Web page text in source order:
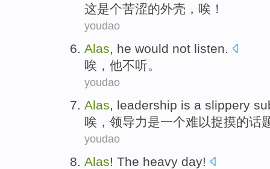
这是个苦涩的外壳 ， 唉 ！
youdao
Alas, he would not listen.
唉 ， 他不听。
youdao
Alas, leadership is a slippery
唉 ， 领导力是一个难以捉摸的话
youdao
Alas! The heavy day!